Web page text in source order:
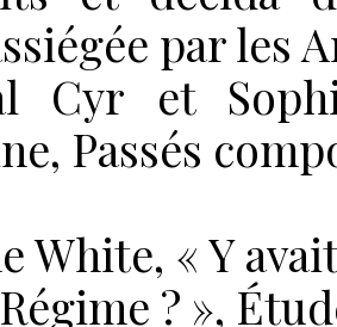
par les
Cyr et
Passés
White, « Y
? »,